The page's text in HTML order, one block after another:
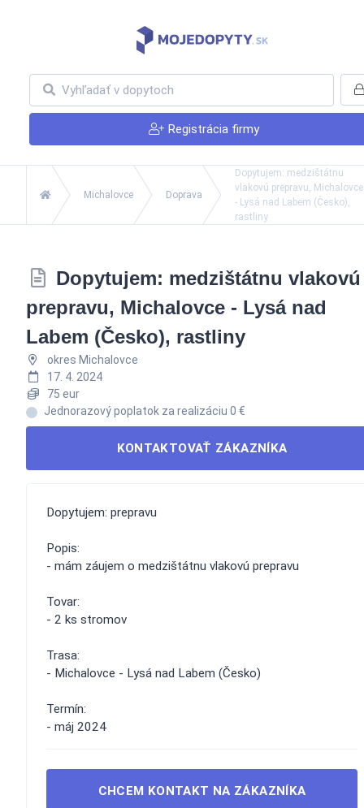
Registrácia firmy
Michalovce Doprava
Dopytujem: medzištátnu
vlakovú prepravu, Michalovce
- Lysá nad Labem (Česko),
rastliny
Dopytujem: medzištátnu vlakovú
prepravu, Michalovce - Lysá nad
Labem (Česko), rastliny
okres Michalovce
17. 4. 2024
75 eur
Jednorazový poplatok za realizáciu 0 €
KONTAKTOVAŤ ZÁKAZNÍKA
Dopytujem: prepravu
Popis:
- mám záujem o medzištátnu vlakovú prepravu
Tovar:
- 2 ks stromov
Trasa:
- Michalovce - Lysá nad Labem (Česko)
Termín:
- máj 2024
CHCEM KONTAKT NA ZÁKAZNÍKA